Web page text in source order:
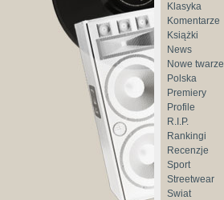
Klasyka
Komentarze
Książki
News
Nowe twarze
Polska
Premiery
Profile
R.I.P.
Rankingi
Recenzje
Sport
Streetwear
Świat